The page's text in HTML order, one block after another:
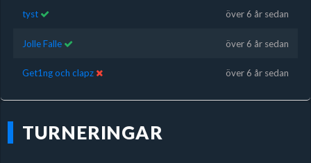
tyst över 6 år sedan
Jolle Falle över 6 år sedan
Get1ng och clapz över 6 år sedan
TURNERINGAR